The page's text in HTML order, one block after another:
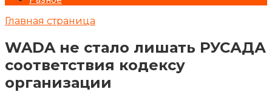
Главная страница
WADA не стало лишать РУСАДА
соответствия кодексу
организации